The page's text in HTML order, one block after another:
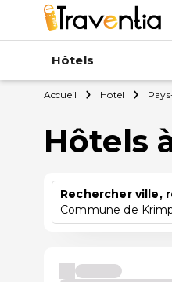
Hôtels
Accueil Hotel
Hôtels
Rechercher ville,
Commune de